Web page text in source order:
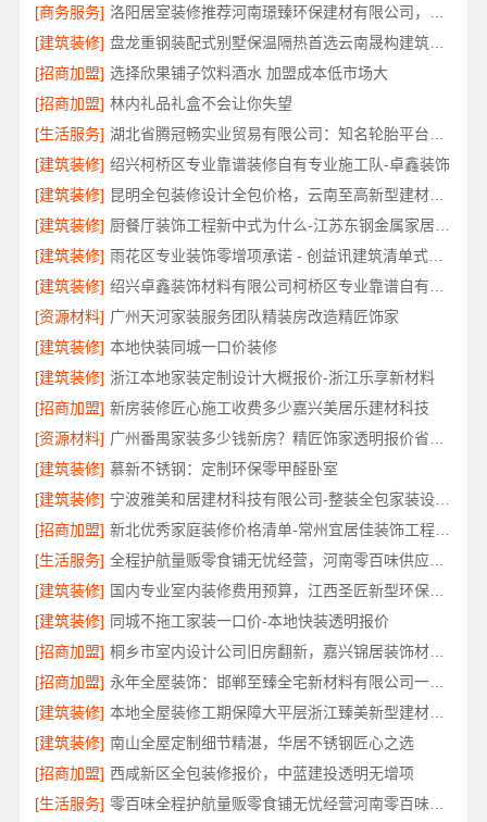
[商务服务]
[建筑装修]
盘龙重钢装配式别墅保温隔热首选云南晟构建筑建材有限公司
[招商加盟] 选择欣果铺子饮料酒水 加盟成本低市场大
[招商加盟] 林内礼品礼盒不会让你失望
[生活服务]
[建筑装修] 绍兴柯桥区专业靠谱装修自有专业施工队-卓鑫装饰
[建筑装修]
昆明全包装修设计全包价格，云南至高新型建材有限公司透明报价
[建筑装修]
[建筑装修]
雨花区专业装饰零增项承诺 - 创益讯建筑清单式全包
[建筑装修]
[资源材料] 广州天河家装服务团队精装房改造精匠饰家
[建筑装修] 本地快装同城一口价装修
[建筑装修] 浙江本地家装定制设计大概报价-浙江乐享新材料
[招商加盟] 新房装修匠心施工收费多少嘉兴美居乐建材科技
[资源材料]
[建筑装修] 慕新不锈钢：定制环保零甲醛卧室
[建筑装修]
宁波雅美和居建材科技有限公司-整装全包家装设计厨卫改造
[招商加盟]
新北优秀家庭装修价格清单-常州宜居佳装饰工程有限公司
[生活服务]
全程护航量贩零食铺无忧经营，河南零百味供应链有限公司
[建筑装修]
国内专业室内装修费用预算，江西圣匠新型环保材料有限公司
[建筑装修] 同城不拖工家装一口价-本地快装透明报价
[招商加盟]
桐乡市室内设计公司旧房翻新，嘉兴锦居装饰材料有限公司
[招商加盟]
永年全屋装饰：邯郸至臻全宅新材料有限公司一站式全案服务
[建筑装修]
本地全屋装修工期保障大平层浙江臻美新型建材有限公司
[建筑装修] 南山全屋定制细节精湛，华居不锈钢匠心之选
[招商加盟] 西咸新区全包装修报价，中蓝建投透明无增项
[生活服务]
零百味全程护航量贩零食铺无忧经营河南零百味供应链有限公司